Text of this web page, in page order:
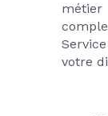
votre